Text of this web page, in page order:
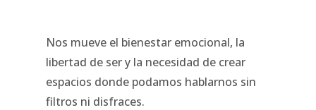
Nos mueve el bienestar emocional, la
libertad de ser y la necesidad de crear
espacios donde podamos hablarnos sin
filtros ni disfraces.